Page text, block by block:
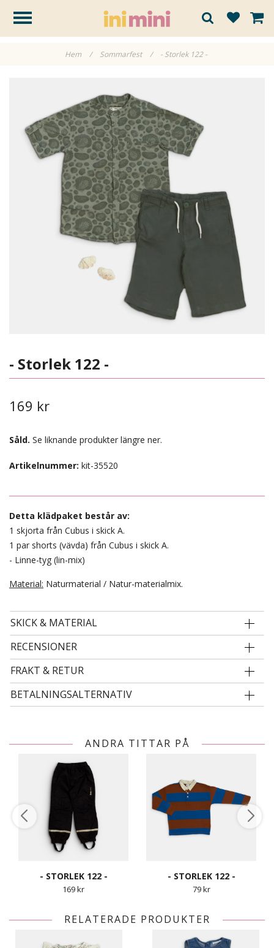
Hem / Sommarfest / - Storlek 122 -
- Storlek 122 -
169 kr
Såld. Se liknande produkter längre ner.
Artikelnummer: kit-35520
Detta klädpaket består av:
1 skjorta från Cubus i skick A.
1 par shorts (vävda) från Cubus i skick A.
- Linne-tyg (lin-mix)
Material: Naturmaterial / Natur-materialmix.
SKICK & MATERIAL
RECENSIONER
FRAKT & RETUR
BETALNINGSALTERNATIV
ANDRA TITTAR PÅ
- STORLEK 122 -
169 kr
- STORLEK 122 -
79 kr
RELATERADE PRODUKTER